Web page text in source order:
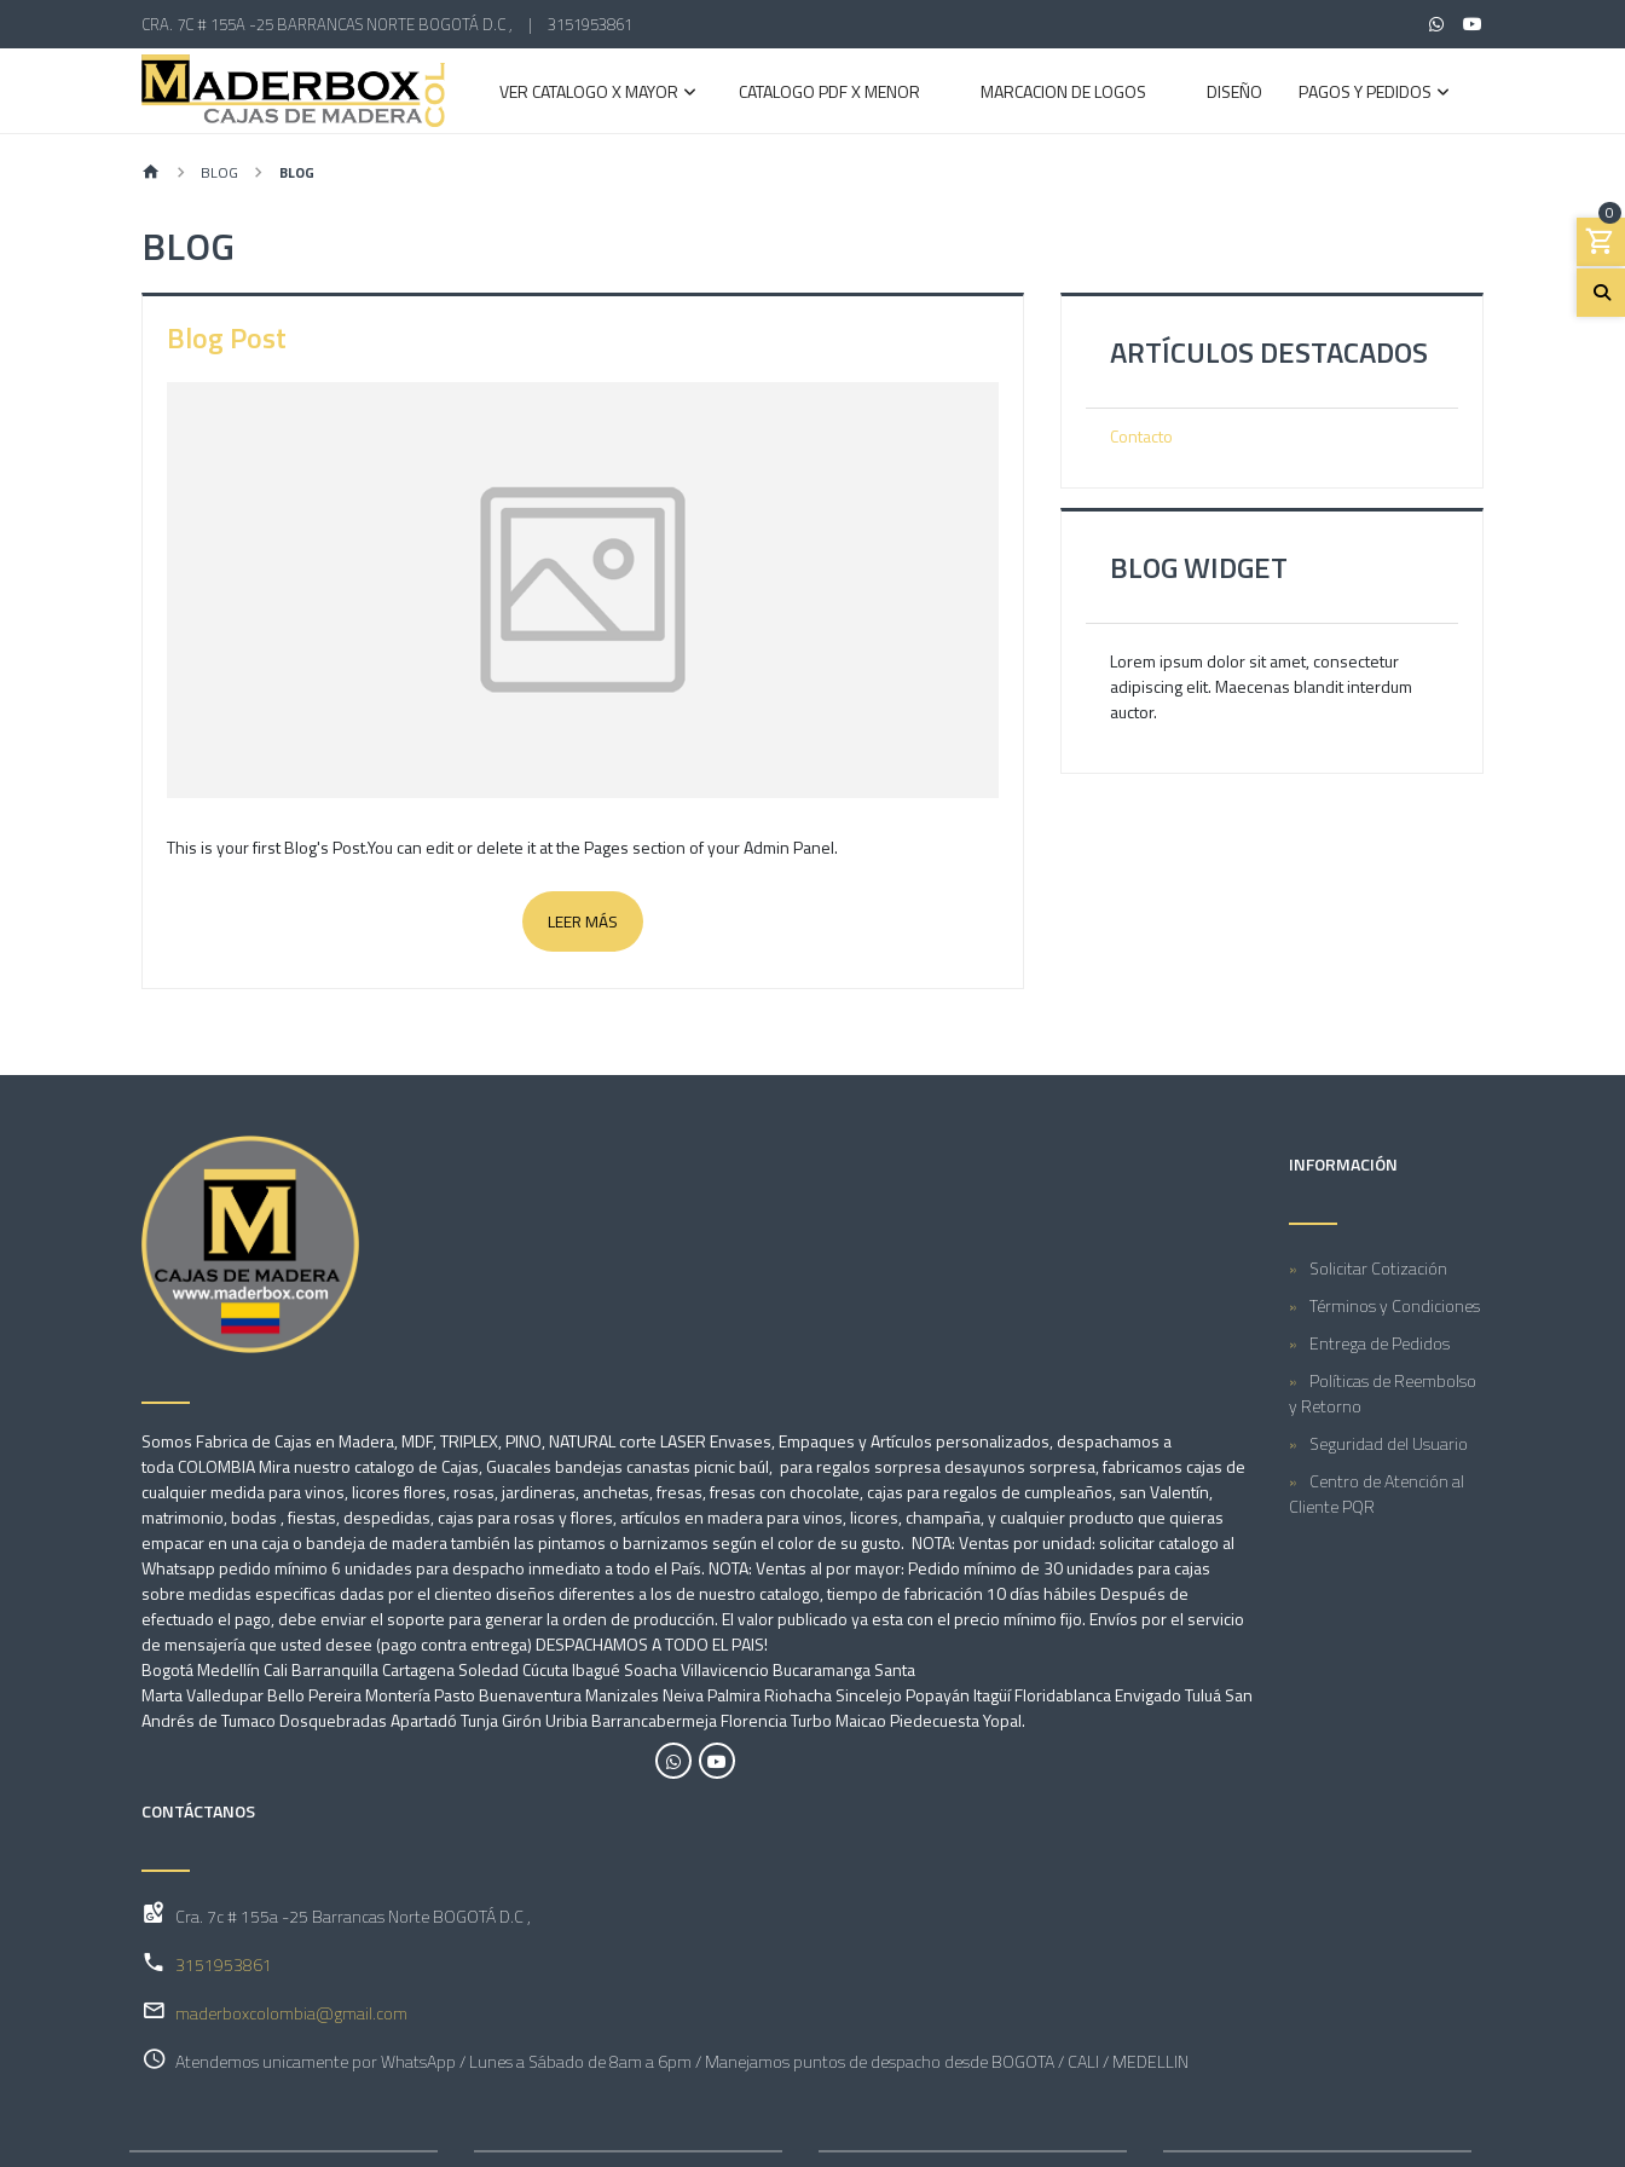
CRA. 7C # 155A -25 BARRANCAS NORTE BOGOTÁ D.C , | 3151953861
VER CATALOGO X MAYOR CATALOGO PDF X MENOR MARCACION DE LOGOS DISEÑO PAGOS Y PEDIDOS
0
BLOG BLOG
BLOG
Blog Post
This is your first Blog's Post.You can edit or delete it at the Pages section of your Admin Panel.
LEER MÁS
ARTÍCULOS DESTACADOS
Contacto
BLOG WIDGET
Lorem ipsum dolor sit amet, consectetur
adipiscing elit. Maecenas blandit interdum
auctor.
Somos Fabrica de Cajas en Madera, MDF, TRIPLEX, PINO, NATURAL corte LASER Envases, Empaques y Artículos personalizados, despachamos a
toda COLOMBIA Mira nuestro catalogo de Cajas, Guacales bandejas canastas picnic baúl, para regalos sorpresa desayunos sorpresa, fabricamos cajas de
cualquier medida para vinos, licores flores, rosas, jardineras, anchetas, fresas, fresas con chocolate, cajas para regalos de cumpleaños, san Valentín,
matrimonio, bodas , fiestas, despedidas, cajas para rosas y flores, artículos en madera para vinos, licores, champaña, y cualquier producto que quieras
empacar en una caja o bandeja de madera también las pintamos o barnizamos según el color de su gusto. NOTA: Ventas por unidad: solicitar catalogo al
Whatsapp pedido mínimo 6 unidades para despacho inmediato a todo el País. NOTA: Ventas al por mayor: Pedido mínimo de 30 unidades para cajas
sobre medidas especificas dadas por el clienteo diseños diferentes a los de nuestro catalogo, tiempo de fabricación 10 días hábiles Después de
efectuado el pago, debe enviar el soporte para generar la orden de producción. El valor publicado ya esta con el precio mínimo fijo. Envíos por el servicio
de mensajería que usted desee (pago contra entrega) DESPACHAMOS A TODO EL PAIS!
Bogotá Medellín Cali Barranquilla Cartagena Soledad Cúcuta Ibagué Soacha Villavicencio Bucaramanga Santa
Marta Valledupar Bello Pereira Montería Pasto Buenaventura Manizales Neiva Palmira Riohacha Sincelejo Popayán Itagüí Floridablanca Envigado Tuluá San
Andrés de Tumaco Dosquebradas Apartadó Tunja Girón Uribia Barrancabermeja Florencia Turbo Maicao Piedecuesta Yopal.
INFORMACIÓN
Solicitar Cotización
Términos y Condiciones
Entrega de Pedidos
Políticas de Reembolso
y Retorno
Seguridad del Usuario
Centro de Atención al
Cliente PQR
CONTÁCTANOS
Cra. 7c # 155a -25 Barrancas Norte BOGOTÁ D.C ,
3151953861
maderboxcolombia@gmail.com
Atendemos unicamente por WhatsApp / Lunes a Sábado de 8am a 6pm / Manejamos puntos de despacho desde BOGOTA / CALI / MEDELLIN